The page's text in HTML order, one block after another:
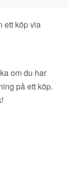
ett köp via
om du har
på ett köp.